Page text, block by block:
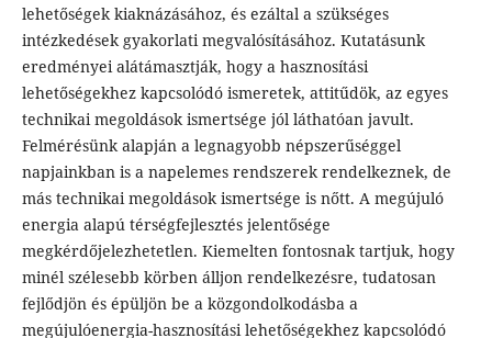
lehetőségek kiaknázásához, és ezáltal a szükséges
intézkedések gyakorlati megvalósításához. Kutatásunk
eredményei alátámasztják, hogy a hasznosítási
lehetőségekhez kapcsolódó ismeretek, attitűdök, az egyes
technikai megoldások ismertsége jól láthatóan javult.
Felmérésünk alapján a legnagyobb népszerűséggel
napjainkban is a napelemes rendszerek rendelkeznek, de
más technikai megoldások ismertsége is nőtt. A megújuló
energia alapú térségfejlesztés jelentősége
megkérdőjelezhetetlen. Kiemelten fontosnak tartjuk, hogy
minél szélesebb körben álljon rendelkezésre, tudatosan
fejlődjön és épüljön be a közgondolkodásba a
megújulóenergia-hasznosítási lehetőségekhez kapcsolódó